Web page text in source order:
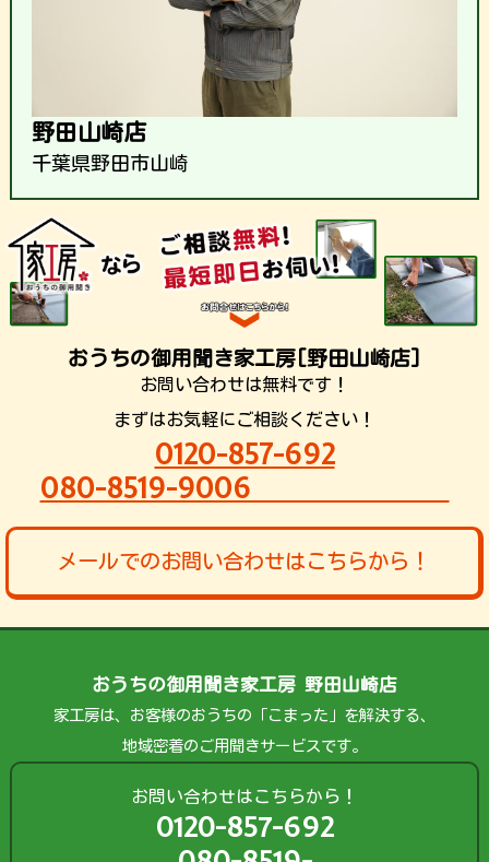
野田山崎店
千葉県野田市山崎
おうちの御用聞き家工房[野田山崎店]
お問い合わせは無料です！
まずはお気軽にご相談ください！
0120-857-692
080-8519-9006
メールでのお問い合わせはこちらから！
おうちの御用聞き家工房 野田山崎店
家工房は、お客様のおうちの「こまった」を解決する、
地域密着のご用聞きサービスです。
お問い合わせはこちらから！
0120-857-692